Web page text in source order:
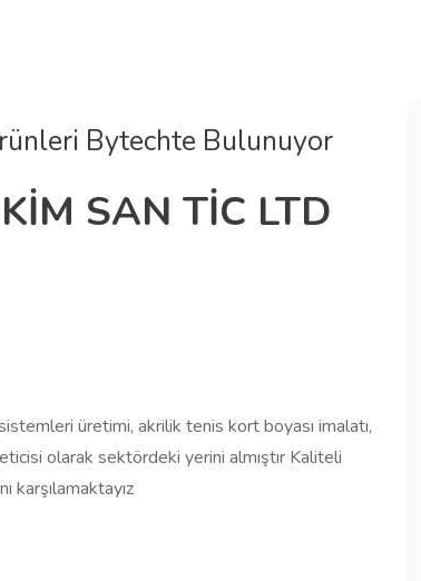
Bytechte Bulunuyor
SAN TİC LTD
üretimi, akrilik tenis kort boyası imalatı,
olarak sektördeki yerini almıştır Kaliteli
karşılamaktayız